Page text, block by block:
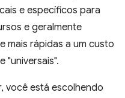
e específicos para
e geralmente
mais rápidas a um custo
"universais".
você está escolhendo